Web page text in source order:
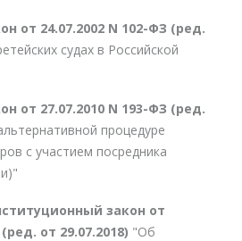
от 24.07.2002 N 102-ФЗ (ред.
судах в Российской
от 27.07.2010 N 193-ФЗ (ред.
процедуре
с участием посредника
закон от
от 29.07.2018) "Об